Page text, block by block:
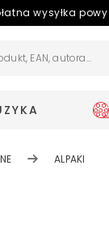
wysyłka
ALPAKI